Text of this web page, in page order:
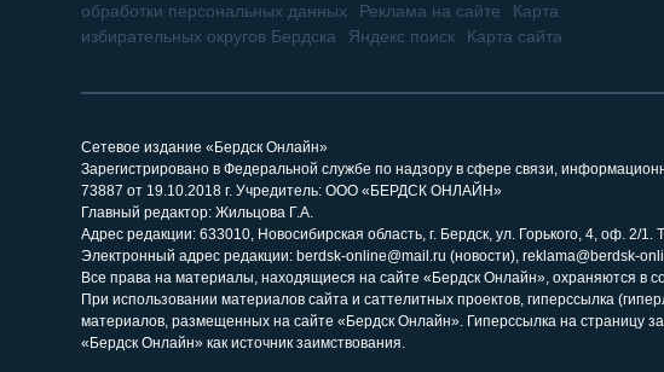
обработки персональных данных
Реклама на сайте
Карта
избирательных округов Бердска
Яндекс поиск Карта сайта
Сетевое издание «Бердск Онлайн»
Зарегистрировано в Федеральной службе по надзору в сфере связи,
73887 от 19.10.2018 г. Учредитель: ООО «БЕРДСК ОНЛАЙН»
Главный редактор: Жильцова Г.А.
Адрес редакции: 633010, Новосибирская область, г. Бердск, ул. Горького, 4, оф. 2/
Электронный адрес редакции: berdsk-online@mail.ru (новости), reklama@berdsk-
Все права на материалы, находящиеся на сайте «Бердск Онлайн», охраняются в
При использовании материалов сайта и саттелитных проектов, гиперссылка
материалов, размещенных на сайте «Бердск Онлайн». Гиперссылка на страницу
«Бердск Онлайн» как источник заимствования.